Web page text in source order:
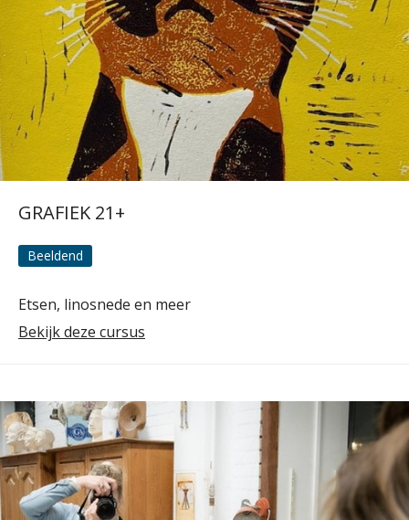
GRAFIEK 21+
Beeldend
Etsen, linosnede en meer
Bekijk deze cursus